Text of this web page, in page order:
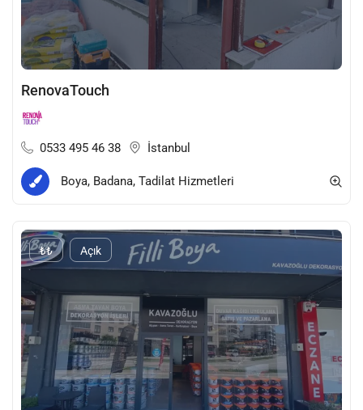
RenovaTouch
0533 495 46 38 İstanbul
Boya, Badana, Tadilat Hizmetleri
₺₺ Açık